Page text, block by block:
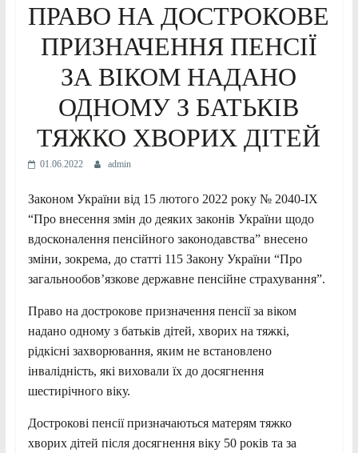
ПРАВО НА ДОСТРОКОВЕ
ПРИЗНАЧЕННЯ ПЕНСІЇ
ЗА ВІКОМ НАДАНО
ОДНОМУ З БАТЬКІВ
ТЯЖКО ХВОРИХ ДІТЕЙ
01.06.2022 admin
Законом України від 15 лютого 2022 року № 2040-ІХ
“Про внесення змін до деяких законів України щодо
вдосконалення пенсійного законодавства” внесено
зміни, зокрема, до статті 115 Закону України “Про
загальнообов’язкове державне пенсійне страхування”.
Право на дострокове призначення пенсії за віком
надано одному з батьків дітей, хворих на тяжкі,
рідкісні захворювання, яким не встановлено
інвалідність, які виховали їх до досягнення
шестирічного віку.
Дострокові пенсії призначаються матерям тяжко
хворих дітей після досягнення віку 50 років та за